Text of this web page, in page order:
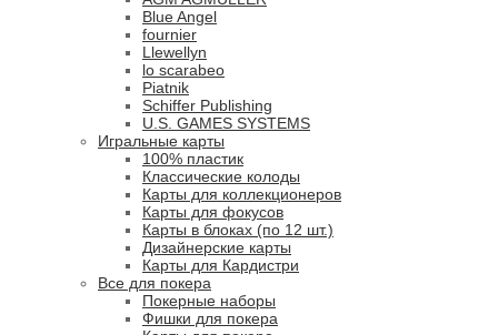
Blue Angel
fournier
Llewellyn
lo scarabeo
Piatnik
Schiffer Publishing
U.S. GAMES SYSTEMS
Игральные карты
100% пластик
Классические колоды
Карты для коллекционеров
Карты для фокусов
Карты в блоках (по 12 шт.)
Дизайнерские карты
Карты для Кардистри
Все для покера
Покерные наборы
Фишки для покера